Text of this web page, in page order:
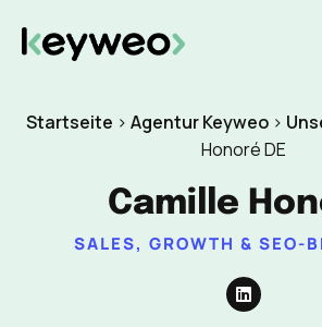
Startseite > Agentur Keyweo>
Honoré DE
Camille
SALES, GROWTH & SEO-